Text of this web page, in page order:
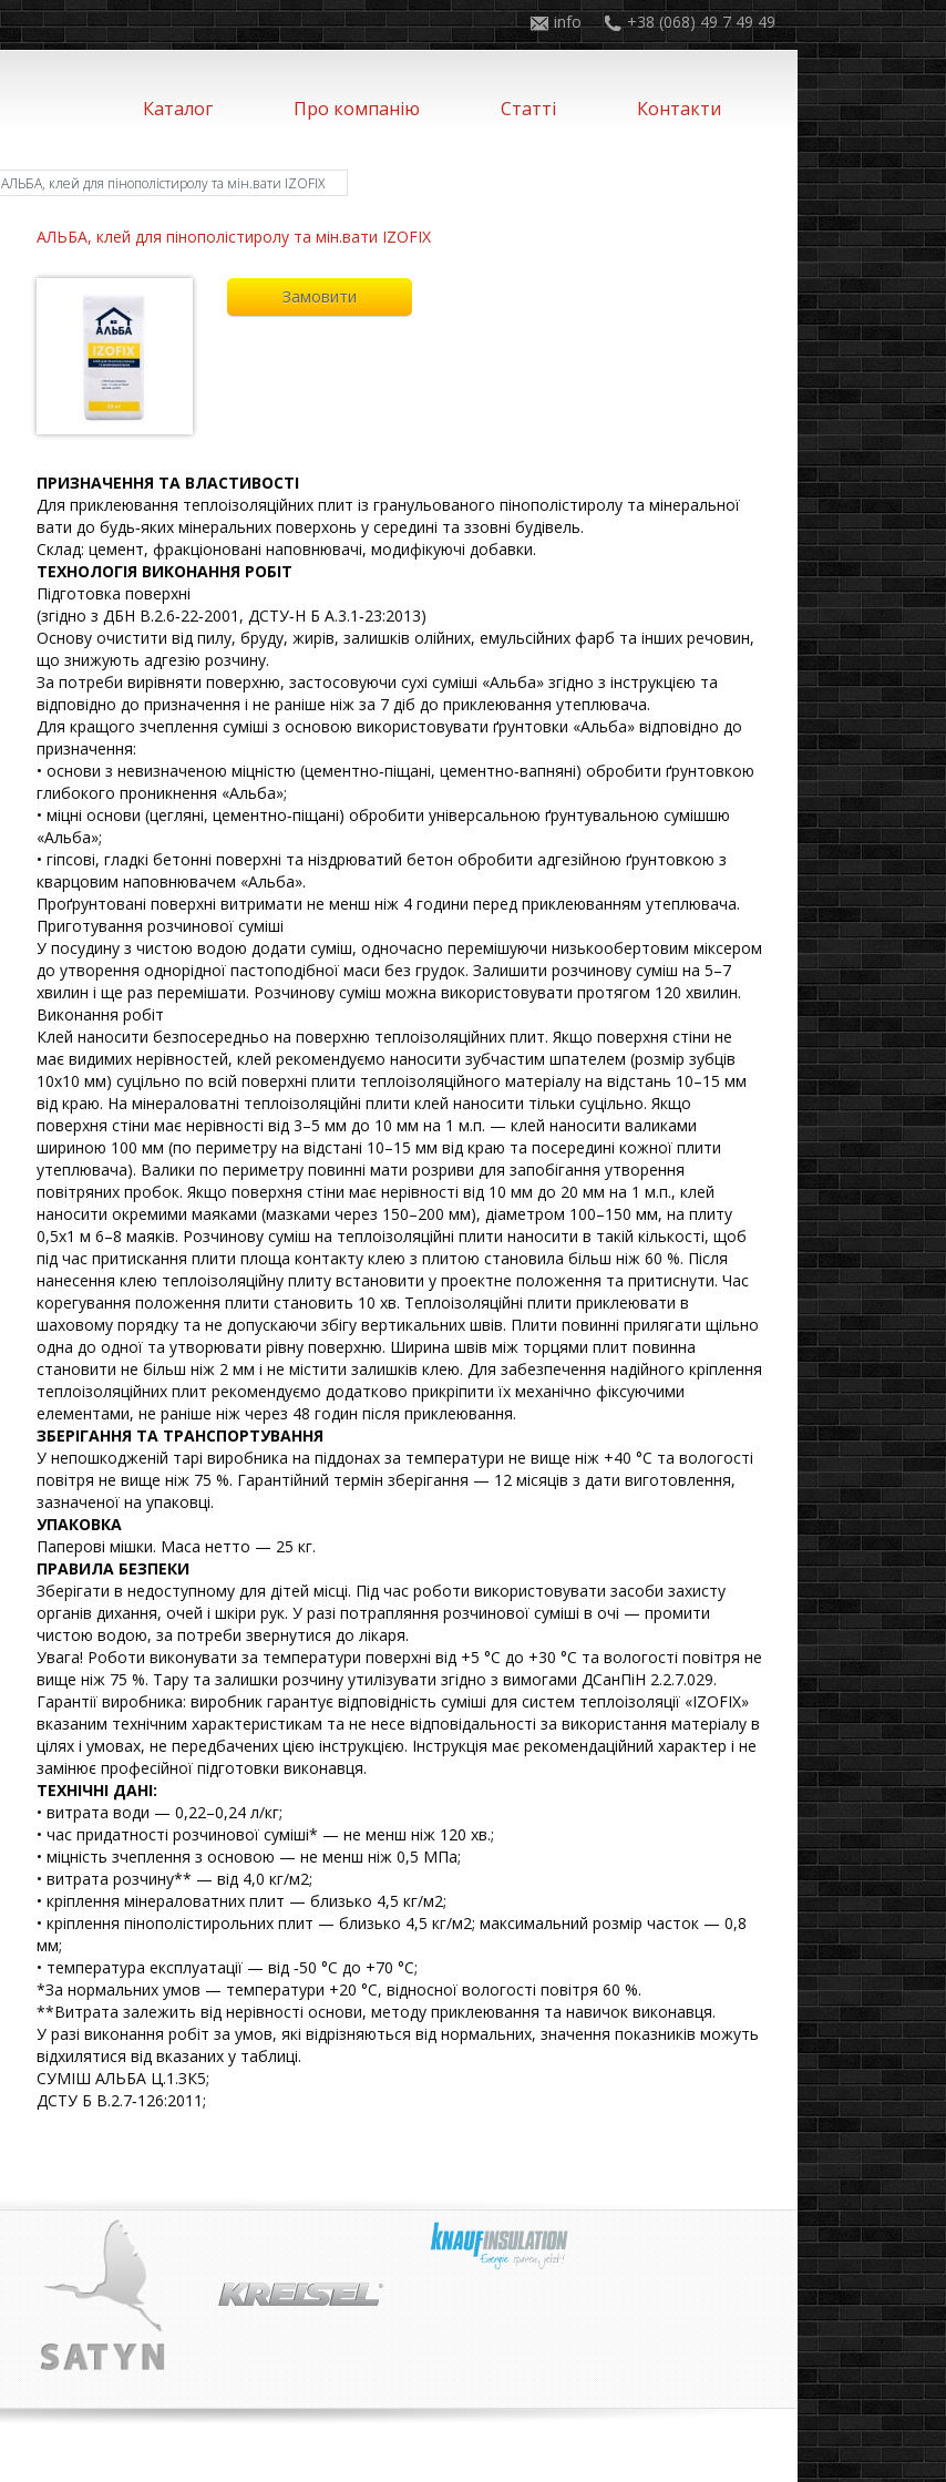
+38 (068) 49 7 49 49
info
Каталог Про компанію Статті Контакти
АЛЬБА, клей для пінополістиролу та мін.вати IZOFIX
АЛЬБА, клей для пінополістиролу та мін.вати IZOFIX
Замовити
ПРИЗНАЧЕННЯ ТА ВЛАСТИВОСТІ
Для приклеювання теплоізоляційних плит із гранульованого пінополістиролу та мінеральної
вати до будь‑яких мінеральних поверхонь у середині та ззовні будівель.
Склад: цемент, фракціоновані наповнювачі, модифікуючі добавки.
ТЕХНОЛОГІЯ ВИКОНАННЯ РОБІТ
Підготовка поверхні
(згідно з ДБН В.2.6‑22‑2001, ДСТУ‑Н Б А.3.1‑23:2013)
Основу очистити від пилу, бруду, жирів, залишків олійних, емульсійних фарб та інших речовин,
що знижують адгезію розчину.
За потреби вирівняти поверхню, застосовуючи сухі суміші «Альба» згідно з інструкцією та
відповідно до призначення і не раніше ніж за 7 діб до приклеювання утеплювача.
Для кращого зчеплення суміші з основою використовувати ґрунтовки «Альба» відповідно до
призначення:
• основи з невизначеною міцністю (цементно‑піщані, цементно‑вапняні) обробити ґрунтовкою
глибокого проникнення «Альба»;
• міцні основи (цегляні, цементно‑піщані) обробити універсальною ґрунтувальною сумішшю
«Альба»;
• гіпсові, гладкі бетонні поверхні та ніздрюватий бетон обробити адгезійною ґрунтовкою з
кварцовим наповнювачем «Альба».
Проґрунтовані поверхні витримати не менш ніж 4 години перед приклеюванням утеплювача.
Приготування розчинової суміші
У посудину з чистою водою додати суміш, одночасно перемішуючи низькообертовим міксером
до утворення однорідної пастоподібної маси без грудок. Залишити розчинову суміш на 5–7
хвилин і ще раз перемішати. Розчинову суміш можна використовувати протягом 120 хвилин.
Виконання робіт
Клей наносити безпосередньо на поверхню теплоізоляційних плит. Якщо поверхня стіни не
має видимих нерівностей, клей рекомендуємо наносити зубчастим шпателем (розмір зубців
10х10 мм) суцільно по всій поверхні плити теплоізоляційного матеріалу на відстань 10–15 мм
від краю. На мінераловатні теплоізоляційні плити клей наносити тільки суцільно. Якщо
поверхня стіни має нерівності від 3–5 мм до 10 мм на 1 м.п. — клей наносити валиками
шириною 100 мм (по периметру на відстані 10–15 мм від краю та посередині кожної плити
утеплювача). Валики по периметру повинні мати розриви для запобігання утворення
повітряних пробок. Якщо поверхня стіни має нерівності від 10 мм до 20 мм на 1 м.п., клей
наносити окремими маяками (мазками через 150–200 мм), діаметром 100–150 мм, на плиту
0,5х1 м 6–8 маяків. Розчинову суміш на теплоізоляційні плити наносити в такій кількості, щоб
під час притискання плити площа контакту клею з плитою становила більш ніж 60 %. Після
нанесення клею теплоізоляційну плиту встановити у проектне положення та притиснути. Час
корегування положення плити становить 10 хв. Теплоізоляційні плити приклеювати в
шаховому порядку та не допускаючи збігу вертикальних швів. Плити повинні прилягати щільно
одна до одної та утворювати рівну поверхню. Ширина швів між торцями плит повинна
становити не більш ніж 2 мм і не містити залишків клею. Для забезпечення надійного кріплення
теплоізоляційних плит рекомендуємо додатково прикріпити їх механічно фіксуючими
елементами, не раніше ніж через 48 годин після приклеювання.
ЗБЕРІГАННЯ ТА ТРАНСПОРТУВАННЯ
У непошкодженій тарі виробника на піддонах за температури не вище ніж +40 °С та вологості
повітря не вище ніж 75 %. Гарантійний термін зберігання — 12 місяців з дати виготовлення,
зазначеної на упаковці.
УПАКОВКА
Паперові мішки. Маса нетто — 25 кг.
ПРАВИЛА БЕЗПЕКИ
Зберігати в недоступному для дітей місці. Під час роботи використовувати засоби захисту
органів дихання, очей і шкіри рук. У разі потрапляння розчинової суміші в очі — промити
чистою водою, за потреби звернутися до лікаря.
Увага! Роботи виконувати за температури поверхні від +5 °С до +30 °С та вологості повітря не
вище ніж 75 %. Тару та залишки розчину утилізувати згідно з вимогами ДСанПіН 2.2.7.029.
Гарантії виробника: виробник гарантує відповідність суміші для систем теплоізоляції «IZOFIX»
вказаним технічним характеристикам та не несе відповідальності за використання матеріалу в
цілях і умовах, не передбачених цією інструкцією. Інструкція має рекомендаційний характер і не
замінює професійної підготовки виконавця.
ТЕХНІЧНІ ДАНІ:
• витрата води — 0,22–0,24 л/кг;
• час придатності розчинової суміші* — не менш ніж 120 хв.;
• міцність зчеплення з основою — не менш ніж 0,5 МПа;
• витрата розчину** — від 4,0 кг/м2;
• кріплення мінераловатних плит — близько 4,5 кг/м2;
• кріплення пінополістирольних плит — близько 4,5 кг/м2; максимальний розмір часток — 0,8
мм;
• температура експлуатації — від ‑50 °С до +70 °С;
*За нормальних умов — температури +20 °С, відносної вологості повітря 60 %.
**Витрата залежить від нерівності основи, методу приклеювання та навичок виконавця.
У разі виконання робіт за умов, які відрізняються від нормальних, значення показників можуть
відхилятися від вказаних у таблиці.
СУМІШ АЛЬБА Ц.1.ЗК5;
ДСТУ Б В.2.7‑126:2011;